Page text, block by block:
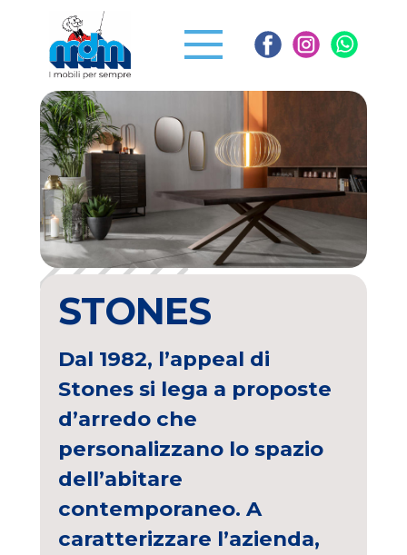
STONES
Dal 1982, l’appeal di
Stones si lega a proposte
d’arredo che
personalizzano lo spazio
dell’abitare
contemporaneo. A
caratterizzare l’azienda,